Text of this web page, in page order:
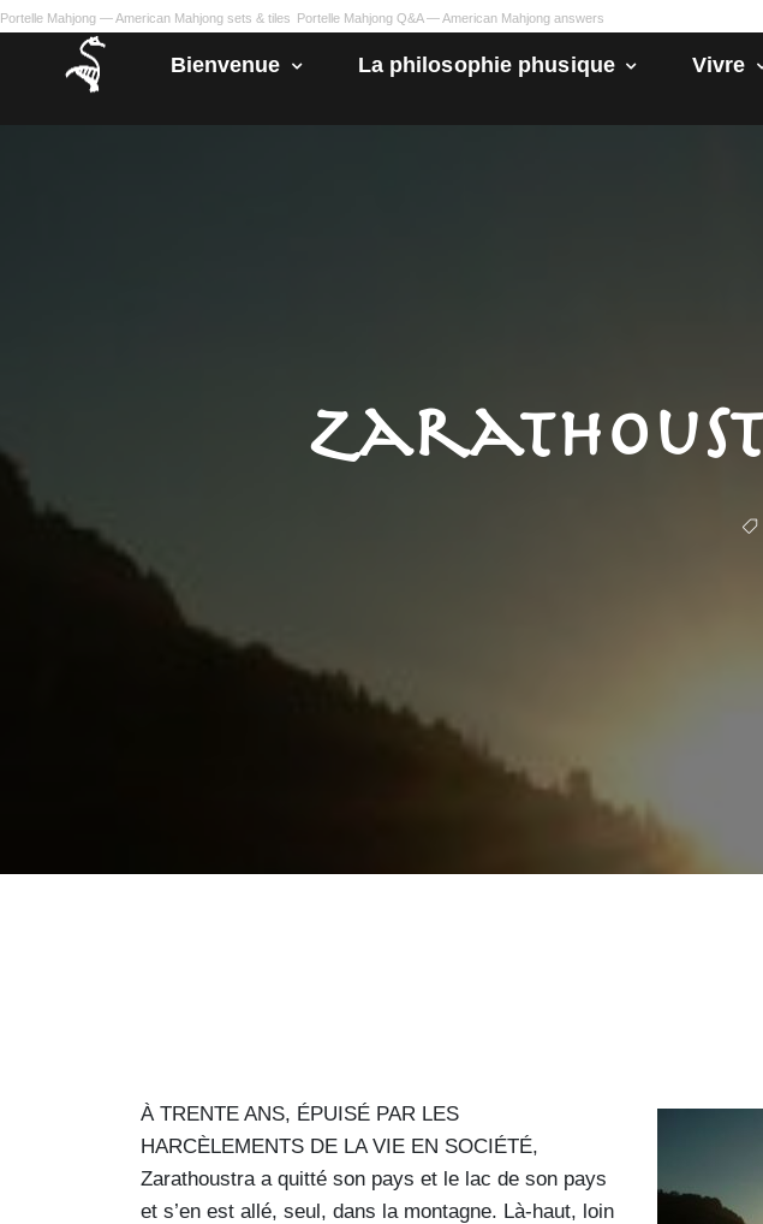
Portelle Mahjong — American Mahjong sets & tiles Portelle Mahjong Q&A — American Mahjong answers
Bienvenue La philosophie phusique Vivre
À TRENTE ANS, ÉPUISÉ PAR LES
HARCÈLEMENTS DE LA VIE EN SOCIÉTÉ,
Zarathoustra a quitté son pays et le lac de son pays
et s’en est allé, seul, dans la montagne. Là-haut, loin